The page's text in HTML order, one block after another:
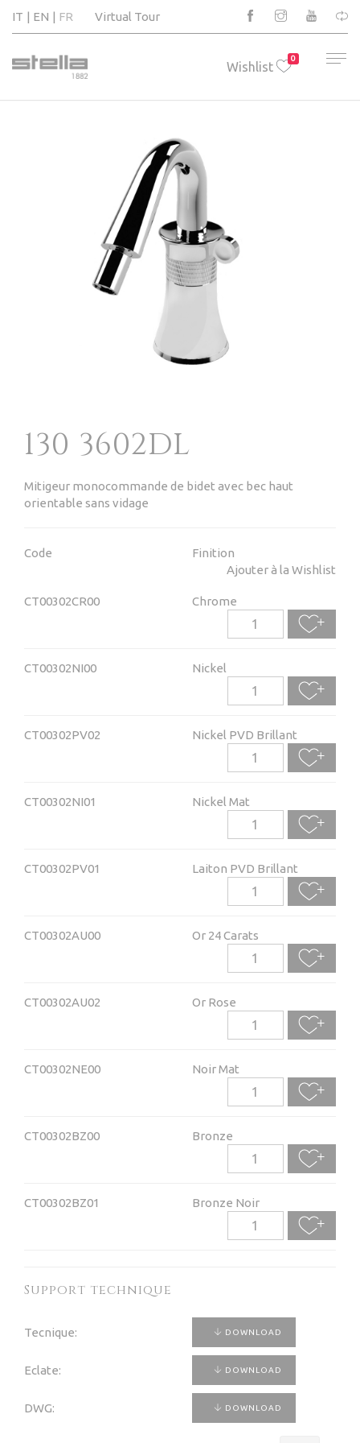
IT EN FR Virtual Tour
Wishlist
0
130 3602DL
Mitigeur monocommande de bidet avec bec haut
orientable sans vidage
Code
Finition
Ajouter à la Wishlist
CT00302CR00 Chrome
CT00302NI00 Nickel
CT00302PV02 Nickel PVD Brillant
CT00302NI01 Nickel Mat
CT00302PV01 Laiton PVD Brillant
CT00302AU00 Or 24 Carats
CT00302AU02 Or Rose
CT00302NE00 Noir Mat
CT00302BZ00 Bronze
CT00302BZ01 Bronze Noir
Support technique
Tecnique: DOWNLOAD
Eclate: DOWNLOAD
DWG: DOWNLOAD